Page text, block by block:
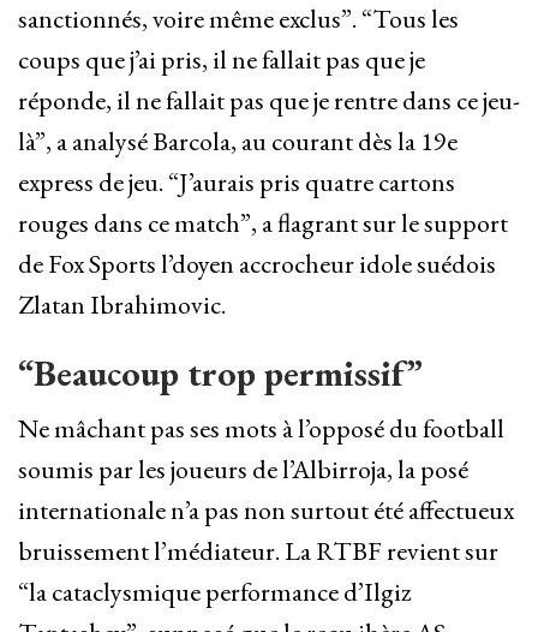
sanctionnés, voire même exclus”. “Tous les
coups que j’ai pris, il ne fallait pas que je
réponde, il ne fallait pas que je rentre dans ce jeu-
là”, a analysé Barcola, au courant dès la 19e
express de jeu. “J’aurais pris quatre cartons
rouges dans ce match”, a flagrant sur le support
de Fox Sports l’doyen accrocheur idole suédois
Zlatan Ibrahimovic.
“Beaucoup trop permissif”
Ne mâchant pas ses mots à l’opposé du football
soumis par les joueurs de l’Albirroja, la posé
internationale n’a pas non surtout été affectueux
bruissement l’médiateur. La RTBF revient sur
“la cataclysmique performance d’Ilgiz